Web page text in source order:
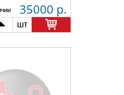
35000 р.
шт